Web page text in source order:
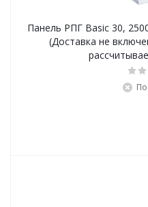
Панель РПГ Basic 30,
(Доставка не